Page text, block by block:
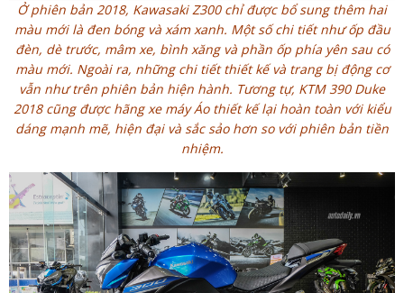
Ở phiên bản 2018, Kawasaki Z300 chỉ được bổ sung thêm hai
màu mới là đen bóng và xám xanh. Một số chi tiết như ốp đầu
đèn, dè trước, mâm xe, bình xăng và phần ốp phía yên sau có
màu mới. Ngoài ra, những chi tiết thiết kế và trang bị động cơ
vẫn như trên phiên bản hiện hành. Tương tự, KTM 390 Duke
2018 cũng được hãng xe máy Áo thiết kế lại hoàn toàn với kiểu
dáng mạnh mẽ, hiện đại và sắc sảo hơn so với phiên bản tiền
nhiệm.